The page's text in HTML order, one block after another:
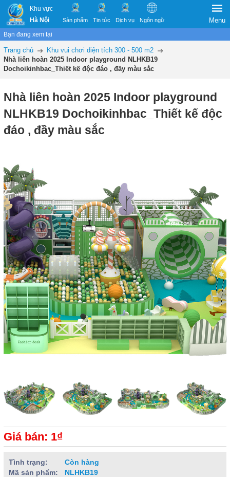
Khu vực
Hà Nội
Sản phẩm Tin tức Dịch vụ Ngôn ngữ Menu
Bạn đang xem tại
Trang chủ
Khu vui chơi diện tích 300 - 500 m2
Nhà liên hoàn 2025 Indoor playground NLHKB19
Dochoikinhbac_Thiết kế độc đáo , đầy màu sắc
Nhà liên hoàn 2025 Indoor playground
NLHKB19 Dochoikinhbac_Thiết kế độc
đáo , đầy màu sắc
Giá bán: 1₫
Tình trạng:
Còn hàng
Mã sản phẩm:
NLHKB19